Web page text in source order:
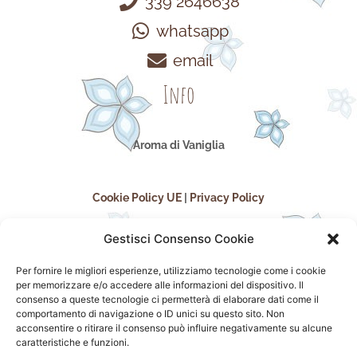
Gestisci Consenso Cookie
Per fornire le migliori esperienze, utilizziamo tecnologie come i cookie
per memorizzare e/o accedere alle informazioni del dispositivo. Il
consenso a queste tecnologie ci permetterà di elaborare dati come il
comportamento di navigazione o ID unici su questo sito. Non
acconsentire o ritirare il consenso può influire negativamente su alcune
caratteristiche e funzioni.
whatsapp
email
Info
Aroma di Vaniglia
Cookie Policy UE Privacy Policy
seguici sui social